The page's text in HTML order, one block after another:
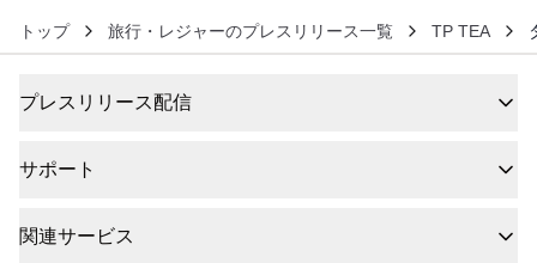
トップ 旅行・レジャーのプレスリリース一覧 TP TEA
プレスリリース配信
サポート
関連サービス